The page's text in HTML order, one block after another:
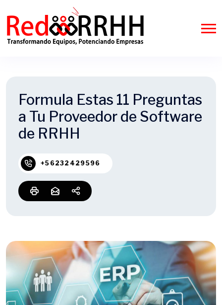
Formula Estas 11 Preguntas
a Tu Proveedor de Software
de RRHH
+56232429596